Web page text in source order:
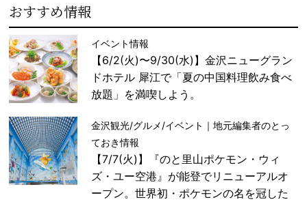
おすすめ情報
イベント情報
【6/2(火)〜9/30(水)】金沢ニューグラン
ドホテル 犀江で「夏の中国料理飲み食べ
放題」を満喫しよう。
金沢観光/グルメ/イベント｜地元編集者のとっ
ておき情報
【7/7(火)】『のと里山ポケモン・ウィ
ズ・ユー空港』が能登でリニューアルオ
ープン。世界初・ポケモンの名を冠した